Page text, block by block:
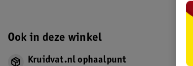
Ook in deze winkel
Kruidvat.nl ophaalpunt